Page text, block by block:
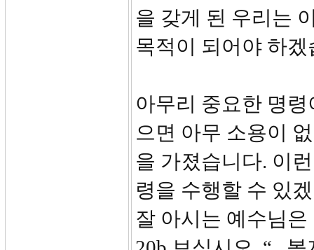
을 갖게 된 우리는
목적이 되어야 하겠
아무리 중요한 명
으면 아무 소용이
을 가졌습니다. 이
령을 수행할 수 있
잘 아시는 예수님